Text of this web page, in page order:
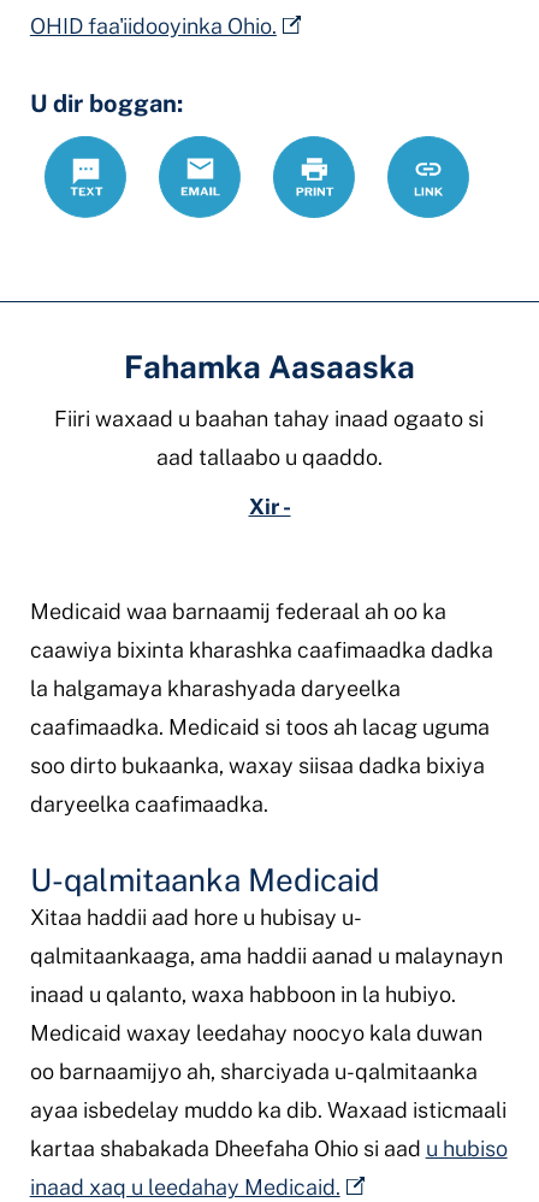
OHID faa'iidooyinka Ohio.
U dir boggan:
Text
Email Daabac https://
Link
Fahamka Aasaaska
Fiiri waxaad u baahan tahay inaad ogaato si
aad tallaabo u qaaddo.
Xir -
Medicaid waa barnaamij federaal ah oo ka
caawiya bixinta kharashka caafimaadka dadka
la halgamaya kharashyada daryeelka
caafimaadka. Medicaid si toos ah lacag uguma
soo dirto bukaanka, waxay siisaa dadka bixiya
daryeelka caafimaadka.
U-qalmitaanka Medicaid
Xitaa haddii aad hore u hubisay u-
qalmitaankaaga, ama haddii aanad u malaynayn
inaad u qalanto, waxa habboon in la hubiyo.
Medicaid waxay leedahay noocyo kala duwan
oo barnaamijyo ah, sharciyada u-qalmitaanka
ayaa isbedelay muddo ka dib. Waxaad isticmaali
kartaa shabakada Dheefaha Ohio si aad u hubiso
inaad xaq u leedahay Medicaid.